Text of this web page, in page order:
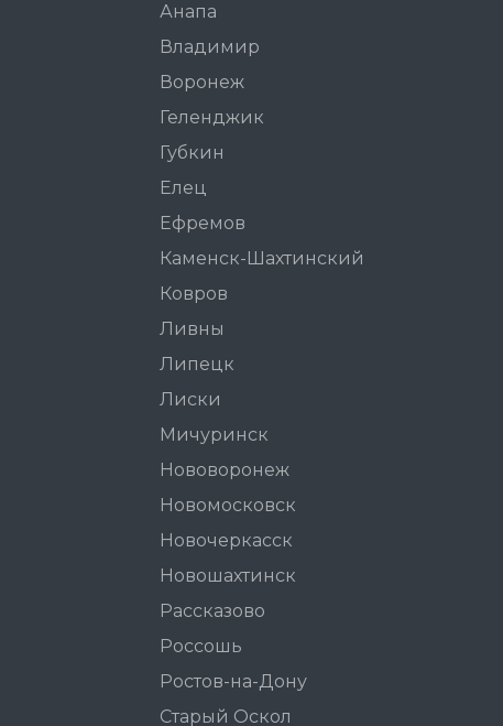
Анапа
Владимир
Воронеж
Геленджик
Губкин
Елец
Ефремов
Каменск-Шахтинский
Ковров
Ливны
Липецк
Лиски
Мичуринск
Нововоронеж
Новомосковск
Новочеркасск
Новошахтинск
Рассказово
Россошь
Ростов-на-Дону
Старый Оскол